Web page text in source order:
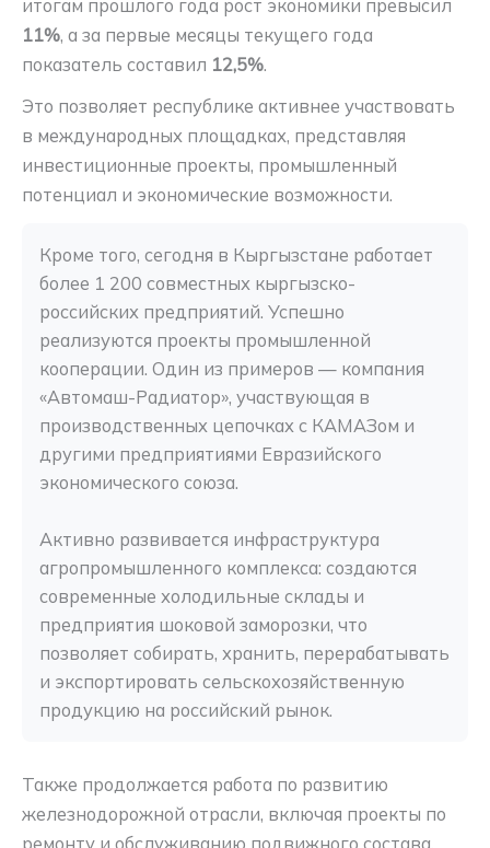
итогам прошлого года рост экономики превысил
11%, а за первые месяцы текущего года
показатель составил 12,5%.
Это позволяет республике активнее участвовать
в международных площадках, представляя
инвестиционные проекты, промышленный
потенциал и экономические возможности.
Кроме того, сегодня в Кыргызстане работает
более 1 200 совместных кыргызско-
российских предприятий. Успешно
реализуются проекты промышленной
кооперации. Один из примеров — компания
«Автомаш-Радиатор», участвующая в
производственных цепочках с КАМАЗом и
другими предприятиями Евразийского
экономического союза.
Активно развивается инфраструктура
агропромышленного комплекса: создаются
современные холодильные склады и
предприятия шоковой заморозки, что
позволяет собирать, хранить, перерабатывать
и экспортировать сельскохозяйственную
продукцию на российский рынок.
Также продолжается работа по развитию
железнодорожной отрасли, включая проекты по
ремонту и обслуживанию подвижного состава.